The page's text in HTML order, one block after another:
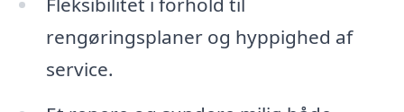
rengøringsplaner og hyppighed af
service.